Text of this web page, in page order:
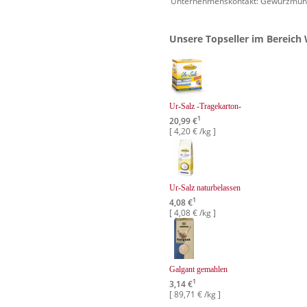
Unsere Topseller im
Ur-Salz -Tragekarton-
20,99 €1
[ 4,20 € /kg ]
Ur-Salz naturbelassen
4,08 €1
[ 4,08 € /kg ]
Galgant gemahlen
3,14 €1
[ 89,71 € /kg ]